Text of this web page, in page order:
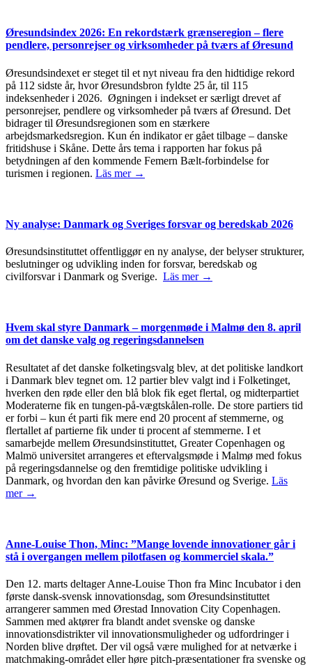
Øresundsindex 2026: En rekordstærk grænseregion – flere
pendlere, personrejser og virksomheder på tværs af Øresund
Øresundsindexet er steget til et nyt niveau fra den hidtidige rekord
på 112 sidste år, hvor Øresundsbron fyldte 25 år, til 115
indeksenheder i 2026. Øgningen i indekset er særligt drevet af
personrejser, pendlere og virksomheder på tværs af Øresund. Det
bidrager til Øresundsregionen som en stærkere
arbejdsmarkedsregion. Kun én indikator er gået tilbage – danske
fritidshuse i Skåne. Dette års tema i rapporten har fokus på
betydningen af den kommende Femern Bælt-forbindelse for
turismen i regionen. Läs mer →
Ny analyse: Danmark og Sveriges forsvar og beredskab 2026
Øresundsinstituttet offentliggør en ny analyse, der belyser strukturer,
beslutninger og udvikling inden for forsvar, beredskab og
civilforsvar i Danmark og Sverige. Läs mer →
Hvem skal styre Danmark – morgenmøde i Malmø den 8. april
om det danske valg og regeringsdannelsen
Resultatet af det danske folketingsvalg blev, at det politiske landkort
i Danmark blev tegnet om. 12 partier blev valgt ind i Folketinget,
hverken den røde eller den blå blok fik eget flertal, og midterpartiet
Moderaterne fik en tungen-på-vægtskålen-rolle. De store partiers tid
er forbi – kun ét parti fik mere end 20 procent af stemmerne, og
flertallet af partierne fik under ti procent af stemmerne. I et
samarbejde mellem Øresundsinstituttet, Greater Copenhagen og
Malmö universitet arrangeres et eftervalgsmøde i Malmø med fokus
på regeringsdannelse og den fremtidige politiske udvikling i
Danmark, og hvordan den kan påvirke Øresund og Sverige. Läs
mer →
Anne-Louise Thon, Minc: ”Mange lovende innovationer går i
stå i overgangen mellem pilotfasen og kommerciel skala.”
Den 12. marts deltager Anne-Louise Thon fra Minc Incubator i den
første dansk-svensk innovationsdag, som Øresundsinstituttet
arrangerer sammen med Ørestad Innovation City Copenhagen.
Sammen med aktører fra blandt andet svenske og danske
innovationsdistrikter vil innovationsmuligheder og udfordringer i
Norden blive drøftet. Der vil også være mulighed for at netværke i
matchmaking-området eller høre pitch-præsentationer fra svenske og